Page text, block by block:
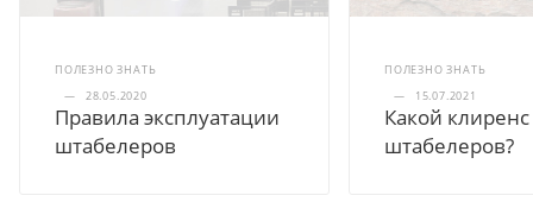
ПОЛЕЗНО ЗНАТЬ
—
28.05.2020
Правила эксплуатации
штабелеров
ПОЛЕЗНО ЗНАТЬ
—
15.07.2021
Какой клиренс
штабелеров?